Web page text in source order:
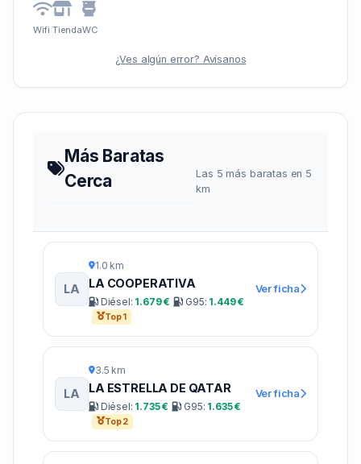
Wifi TiendaWC
¿Ves algún error? Avísanos
Más Baratas
Cerca
Las 5 más baratas en 5
km
LA
1.0 km
LA COOPERATIVA
Diésel: 1.679 € G95: 1.449 €
Top 1
Ver ficha
LA
3.5 km
LA ESTRELLA DE QATAR
Diésel: 1.735 € G95: 1.635 €
Top 2
Ver ficha